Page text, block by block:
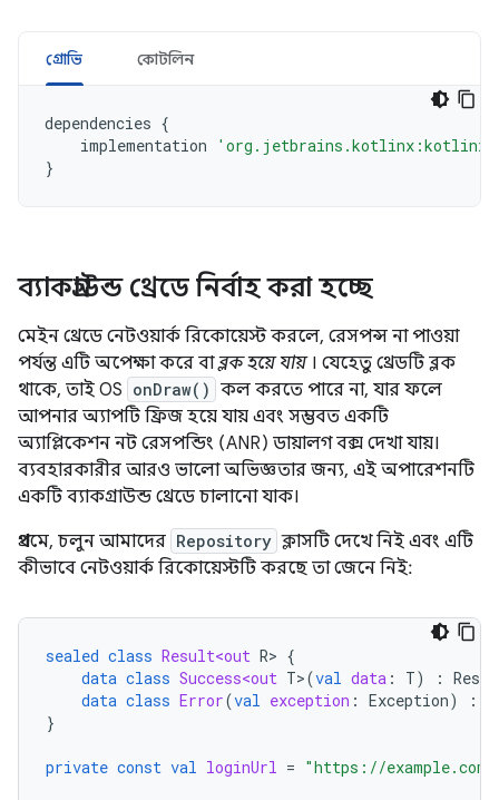
গ্রোভি কোটলিন
dependencies {
implementation
'org.jetbrains.kotlinx:kotlinx-
}
ব্যাকগ্রাউন্ড থ্রেডে নির্বাহ করা হচ্ছে
মেইন থ্রেডে নেটওয়ার্ক রিকোয়েস্ট করলে, রেসপন্স না পাওয়া
পর্যন্ত এটি অপেক্ষা করে বাব্লক হয়ে যায়। যেহেতু থ্রেডটি ব্লক
থাকে, তাই OS onDraw() কল করতে পারে না, যার ফলে
আপনার অ্যাপটি ফ্রিজ হয়ে যায় এবং সম্ভবত একটি
অ্যাপ্লিকেশন নট রেসপন্ডিং (ANR) ডায়ালগ বক্স দেখা যায়।
ব্যবহারকারীর আরও ভালো অভিজ্ঞতার জন্য, এই অপারেশনটি
একটি ব্যাকগ্রাউন্ড থ্রেডে চালানো যাক।
প্রথমে, চলুন আমাদের Repository ক্লাসটি দেখে নিই এবং এটি
কীভাবে নেটওয়ার্ক রিকোয়েস্টটি করছে তা জেনে নিই:
sealed class Result<out R> {
data class Success<out T>(val data : T) :
data class Error(val exception : Exception) :
}
private const val loginUrl = "https://